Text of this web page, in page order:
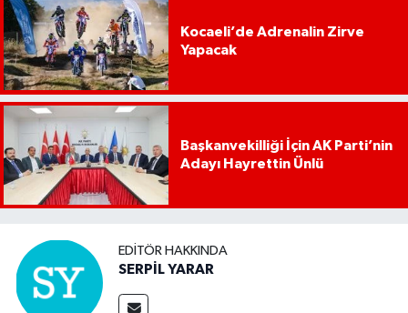
Kocaeli’de Adrenalin Zirve
Yapacak
Başkanvekilliği İçin AK Parti’nin
Adayı Hayrettin Ünlü
EDITÖR HAKKINDA
SERPİL YARAR